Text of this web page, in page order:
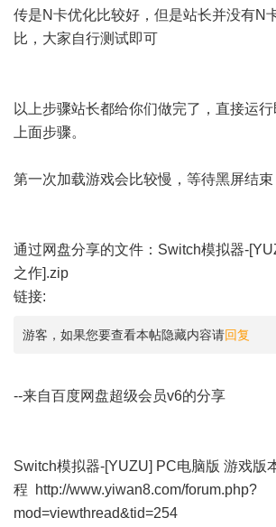
传是N卡优化比较好，但是站长并没有N
比，大家自行测试即可
以上步骤站长都给你们做完了，直接运
上面步骤。
第一次加载游戏会比较慢，等待黑屏结束
通过网盘分享的文件：Switch模拟器-
之作].zip
链接:
游客，如果您要查看本帖隐藏内容请回复
--来自百度网盘超级会员v6的分享
Switch模拟器-[YUZU] PC电脑版 游戏版
程
http://www.yiwan8.com/forum.php?
mod=viewthread&tid=254